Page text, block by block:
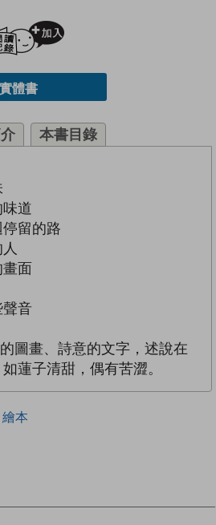
體書
本書目錄
道
留的路
面
聲音
圖畫、詩意的文字，述說在
蓮子清甜，偶有苦澀。
繪本